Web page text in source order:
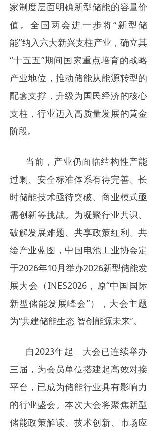
家制度层面明确新型储能的容量价
值。全国两会进一步将“新型储
能”纳入六大新兴支柱产业，确立其
“十五五”期间国家重点培育的战略
产业地位，推动储能从能源转型的
配套支撑，升级为国民经济的核心
支柱，行业迈入高质量发展的黄金
阶段。
当前，产业仍面临结构性产能
过剩、安全标准体系有待完善、长
时储能技术亟待突破、商业模式亟
需创新等挑战。为凝聚行业共识、
破解发展难题、共享政策红利、共
绘产业蓝图，中国电池工业协会定
于2026年10月举办2026新型储能发
展大会（INES2026，原“中国国际
新型储能发展峰会”），大会主题
为“共建储能生态 智创能源未来”。
自2023年起，大会已连续举办
三届，为会员单位搭建起高效对接
平台，已成为储能行业具有影响力
的行业盛会。本次大会将聚焦新型
储能政策解读、技术创新、市场应